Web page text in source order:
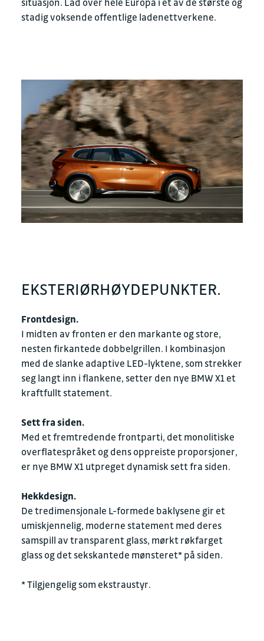
situasjon. Lad over hele Europa i et av de største og
stadig voksende offentlige ladenettverkene.
EKSTERIØRHØYDEPUNKTER.
Frontdesign.
I midten av fronten er den markante og store,
nesten firkantede dobbelgrillen. I kombinasjon
med de slanke adaptive LED-lyktene, som strekker
seg langt inn i flankene, setter den nye BMW X1 et
kraftfullt statement.
Sett fra siden.
Med et fremtredende frontparti, det monolitiske
overflatespråket og dens oppreiste proporsjoner,
er nye BMW X1 utpreget dynamisk sett fra siden.
Hekkdesign.
De tredimensjonale L-formede baklysene gir et
umiskjennelig, moderne statement med deres
samspill av transparent glass, mørkt røkfarget
glass og det sekskantede mønsteret* på siden.
* Tilgjengelig som ekstraustyr.